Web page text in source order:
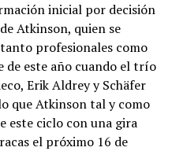
inicial por decisión
Atkinson, quien se
profesionales como
de este año cuando el trío
Erik Aldrey y Schäfer
que Atkinson tal y como
este ciclo con una gira
el próximo 16 de